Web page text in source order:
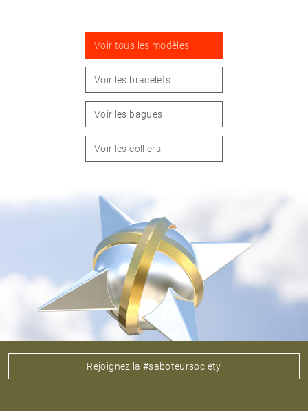
Voir tous les modèles
Voir les bracelets
Voir les bagues
Voir les colliers
Rejoignez la #saboteursociety